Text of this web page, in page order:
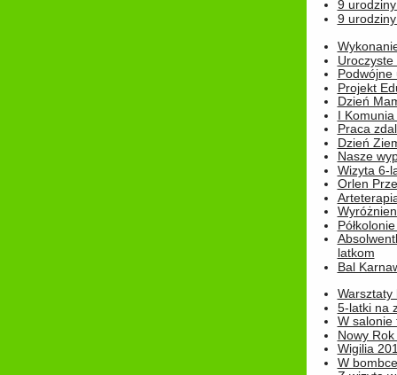
9
9
Podwójne
Projekt
Dzień
I
Praca
Dzień
Nasze
Wizyta 6-
Orlen
latkom
Bal
Warsztaty
5-latki na
W salonie
Nowy
Wigilia
W bombce